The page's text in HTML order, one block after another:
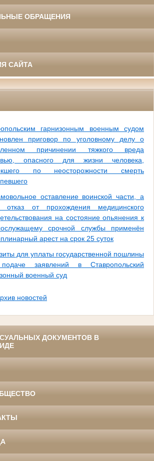
ОБРАЩЕНИЯ
САЙТА
гарнизонным военным судом
приговор по уголовному делу о
причинении тяжкого вреда
опасного для жизни человека,
по неосторожности смерть
оставление воинской части, а
отказ от прохождения медицинского
на состояние опьянения к
срочной службы применён
арест на срок 25 суток
для уплаты государственной пошлины
заявлений в Ставропольский
военный суд
новостей
ДОКУМЕНТОВ В